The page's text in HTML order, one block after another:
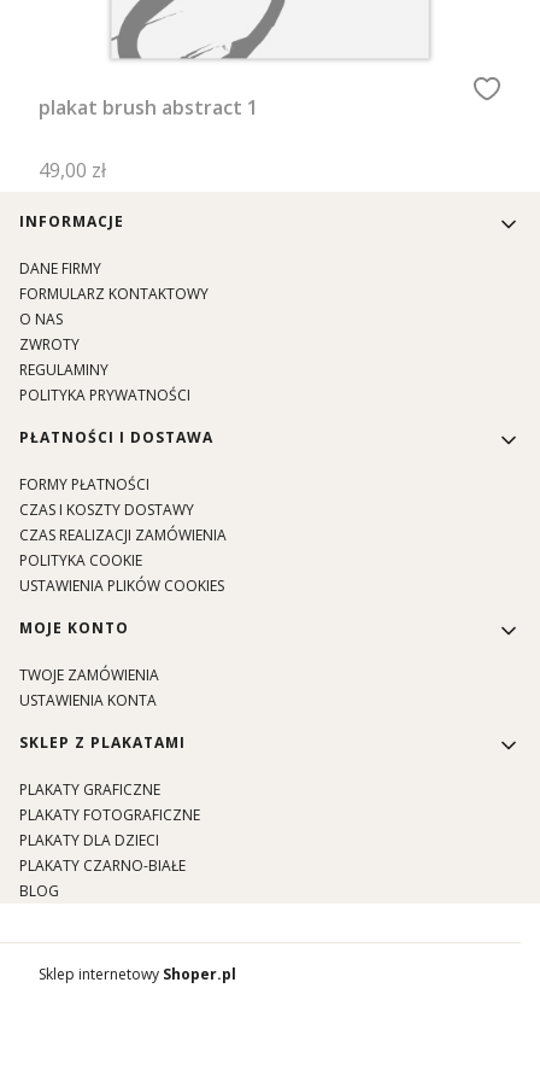
plakat brush abstract 1
Cena
49,00 zł
Linki w stopce
INFORMACJE
DANE FIRMY
FORMULARZ KONTAKTOWY
O NAS
ZWROTY
REGULAMINY
POLITYKA PRYWATNOŚCI
PŁATNOŚCI I DOSTAWA
FORMY PŁATNOŚCI
CZAS I KOSZTY DOSTAWY
CZAS REALIZACJI ZAMÓWIENIA
POLITYKA COOKIE
USTAWIENIA PLIKÓW COOKIES
MOJE KONTO
TWOJE ZAMÓWIENIA
USTAWIENIA KONTA
SKLEP Z PLAKATAMI
PLAKATY GRAFICZNE
PLAKATY FOTOGRAFICZNE
PLAKATY DLA DZIECI
PLAKATY CZARNO-BIAŁE
BLOG
Sklep internetowy Shoper.pl